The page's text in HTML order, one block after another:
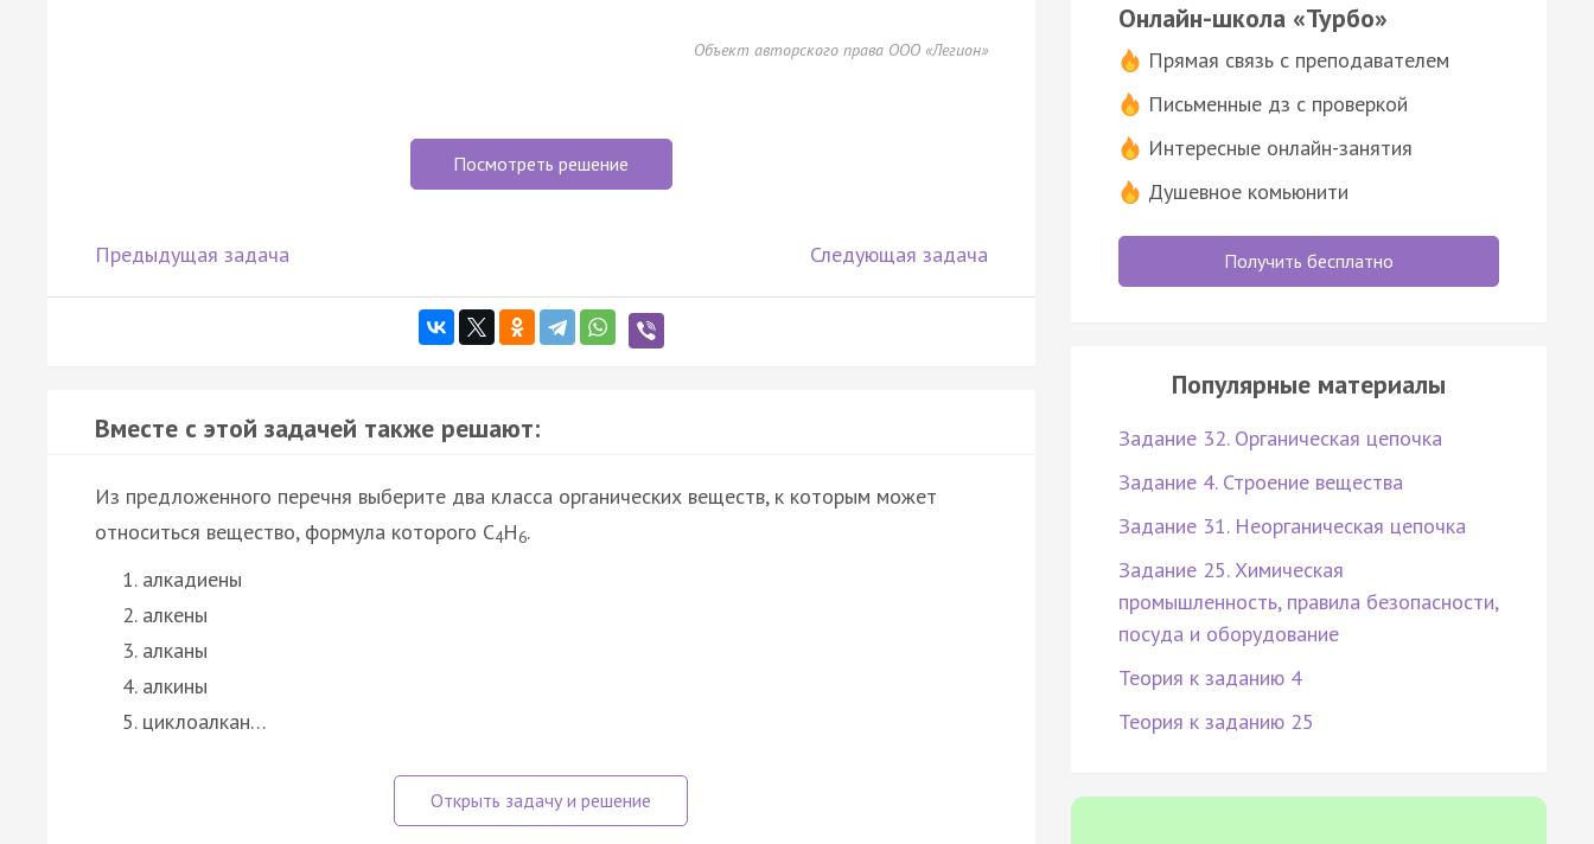
Объект авторского права ООО «Легион»
Посмотреть решение
Предыдущая задача Следующая задача
Вместе с этой задачей также решают:
Из предложенного перечня выберите два класса органических веществ, к которым может
относиться вещество, формула которого C4H6.
алкадиены
алкены
алканы
алкины
циклоалкан…
Онлайн-школа «Турбо»
Прямая связь с преподавателем
Письменные дз с проверкой
Интересные онлайн-занятия
Душевное комьюнити
Получить бесплатно
Популярные материалы
Задание 32. Органическая цепочка
Задание 4. Строение вещества
Задание 31. Неорганическая цепочка
Задание 25. Химическая
промышленность, правила безопасности,
посуда и оборудование
Теория к заданию 4
Теория к заданию 25